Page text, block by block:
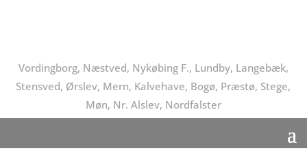
Vordingborg, Næstved, Nykøbing F., Lundby, Langebæk,
Stensved, Ørslev, Mern, Kalvehave, Bogø, Præstø, Stege,
Møn, Nr. Alslev, Nordfalster